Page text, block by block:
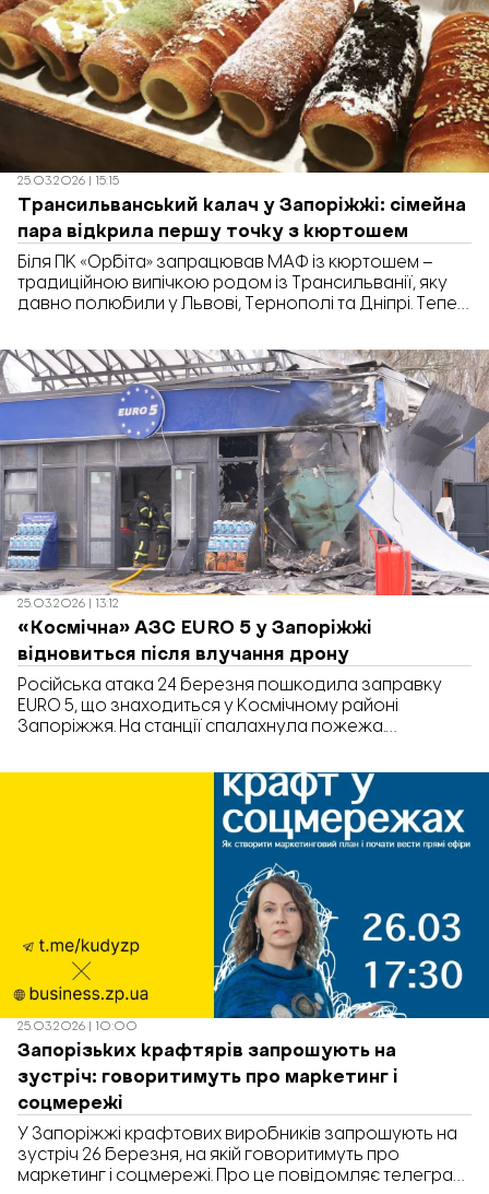
25.03.2026 | 15:15
Трансильванський калач у Запоріжжі: сімейна
пара відкрила першу точку з кюртошем
Біля ПК «Орбіта» запрацював МАФ із кюртошем –
традиційною випічкою родом із Трансильванії, яку
давно полюбили у Львові, Тернополі та Дніпрі. Тепер
сторінці закладу в Instagram.
25.03.2026 | 13:12
«Космічна» АЗС EURO 5 у Запоріжжі
відновиться після влучання дрону
Російська атака 24 березня пошкодила заправку
EURO 5, що знаходиться у Космічному районі
Запоріжжя. На станції спалахнула пожежа.
немає. Про це повідомили на офіційному сайті
25.03.2026 | 10:00
Запорізьких крафтярів запрошують на
зустріч: говоритимуть про маркетинг і
соцмережі
У Запоріжжі крафтових виробників запрошують на
зустріч 26 березня, на якій говоритимуть про
маркетинг і соцмережі. Про це повідомляє телеграм-